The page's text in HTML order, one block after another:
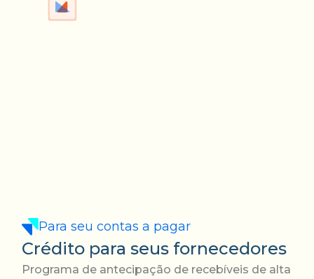
Para seu contas a pagar
Crédito para seus fornecedores
Programa de antecipação de recebíveis de alta